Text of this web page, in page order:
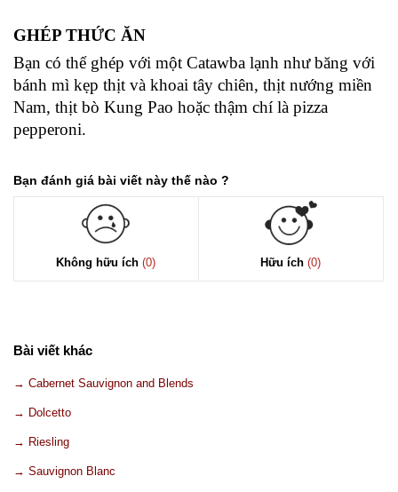
GHÉP THỨC ĂN
Bạn có thể ghép với một Catawba lạnh như băng với
bánh mì kẹp thịt và khoai tây chiên, thịt nướng miền
Nam, thịt bò Kung Pao hoặc thậm chí là pizza
pepperoni.
Bạn đánh giá bài viết này thế nào ?
Không hữu ích (0) Hữu ích (0)
Bài viết khác
→ Cabernet Sauvignon and Blends
→ Dolcetto
→ Riesling
→ Sauvignon Blanc